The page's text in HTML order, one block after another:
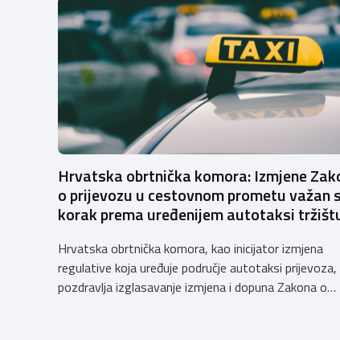
Hrvatska obrtnička komora: Izmjene
o prijevozu u cestovnom prometu važan
korak prema uređenijem autotaksi
Hrvatska obrtnička komora, kao inicijator izmjena
regulative koja uređuje područje autotaksi prijevoza,
pozdravlja izglasavanje izmjena i dopuna Zakona o